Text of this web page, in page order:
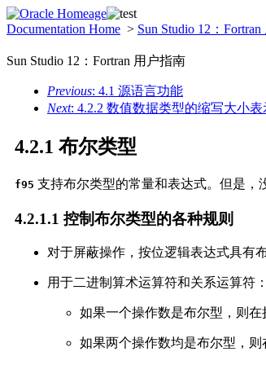
Documentation Home > Sun Studio 12：
Sun Studio 12：Fortran 用户指南
Previous: 4.1 源语言功能
Next: 4.2.2 数值数据类型的缩写大小表
4.2.1 布尔类型
f95 支持布尔类型的常量和表达式。但是，
4.2.1.1 控制布尔类型的各种规则
对于屏蔽操作，按位逻辑表达式具有
用于二进制算术运算符和关系运算符：
如果一个操作数是布尔型，则在
如果两个操作数均是布尔型，则